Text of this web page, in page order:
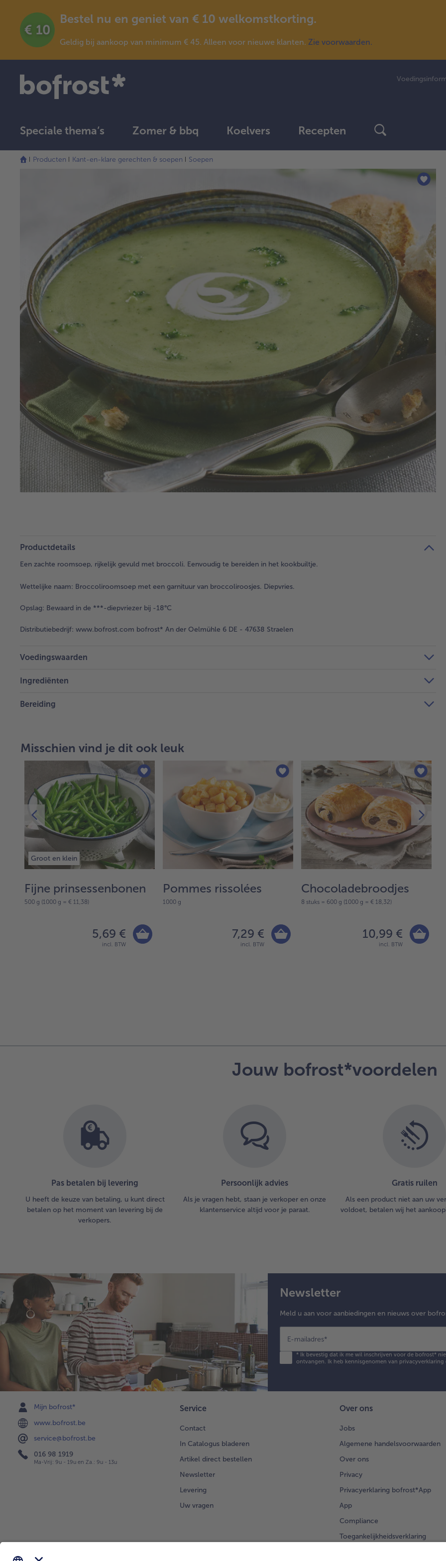
Bestel nu en geniet van € 10 welkomstkorting.
Geldig bij aankoop van minimum € 45. Alleen voor nieuwe klanten. Zie voorwaarden.
Speciale thema‘s Zomer & bbq Koelvers Recepten
Producten Kant-en-klare gerechten & soepen Soepen
Productdetails
Een zachte roomsoep, rijkelijk gevuld met broccoli. Eenvoudig te bereiden in het kookbuiltje.
Wettelijke naam: Broccoliroomsoep met een garnituur van broccoliroosjes. Diepvries.
Opslag: Bewaard in de ***-diepvriezer bij -18°C
Distributiebedrijf: www.bofrost.com bofrost* An der Oelmühle 6 DE - 47638 Straelen
Voedingswaarden
Ingrediënten
Bereiding
Misschien vind je dit ook leuk
Groot en klein
Fijne prinsessenbonen
500 g (1000 g = € 11,38)
5,69 €
incl. BTW
Pommes rissolées
1000 g
7,29 €
incl. BTW
Chocoladebroodjes
8 stuks = 600 g (1000 g = € 18,32)
10,99 €
incl. BTW
Jouw bofrost*voordelen
Pas betalen bij levering
U heeft de keuze van betaling, u kunt direct
betalen op het moment van levering bij de
verkopers.
Persoonlijk advies
Als je vragen hebt, staan je verkoper en onze
klantenservice altijd voor je paraat.
Gratis ruilen
Als een product niet aan uw
voldoet, betalen wij het
Newsletter
Meld u aan voor aanbiedingen en nieuws over
E-mailadres*
*Ik bevestig dat ik me wil inschrijven voor de bofrost*
ontvangen. Ik heb kennisgenomen van privacyverklaring
Mijn bofrost*
www.bofrost.be
service@bofrost.be
016 98 1919
Ma-Vrij: 9u - 19u en Za.: 9u - 13u
Service
Contact
In Catalogus bladeren
Artikel direct bestellen
Newsletter
Levering
Uw vragen
Over ons
Jobs
Algemene handelsvoorwaarden
Over ons
Privacy
Privacyerklaring bofrost*App
App
Compliance
Toegankelijkheidsverklaring